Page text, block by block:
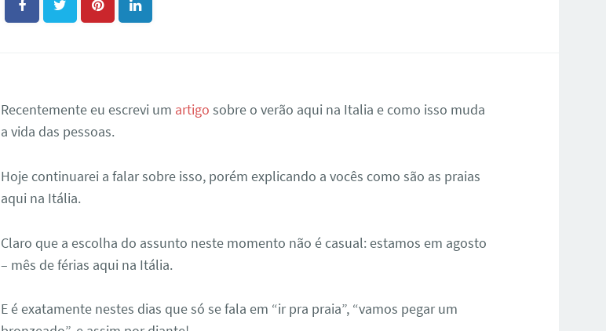
Recentemente eu escrevi um artigo sobre o verão aqui na Italia e como isso muda
a vida das pessoas.
Hoje continuarei a falar sobre isso, porém explicando a vocês como são as praias
aqui na Itália.
Claro que a escolha do assunto neste momento não é casual: estamos em agosto
– mês de férias aqui na Itália.
E é exatamente nestes dias que só se fala em “ir pra praia”, “vamos pegar um